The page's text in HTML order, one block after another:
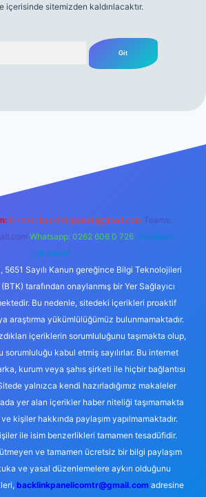
sitemizden kaldırılacaktır.
E-mail: backlinkpaneli@gmail.com Teams:
Whatsapp: 0262 606 0 726 Telegram:
@karabul
5651 Sayılı Kanun gereğince Bilgi Teknolojileri
tarafından onaylanmış bir Yer Sağlayıcı
Bu nedenle, sitedeki içerikleri proaktif
araştırma yükümlülüğümüz bulunmamaktadır.
içeriklerin sorumluluğunu taşımakta olup,
sorumluluğu kabul etmiş sayılırlar. Bu internet
kurum veya şahıs şirketi ile hiçbir bağlantısı
yalnızca kendi hazırladığımız makaleler
yer alan içerikler haber niteliği taşımamakta
kişiler hakkında paylaşım yapılmamaktadır.
ile isim benzerlikleri tamamen tesadüfidir.
ve tamamen ücretsiz bir bilgi paylaşım
ve yasal düzenlemelere aykırı olduğunu
backlinkpanelicomtr@gmail.comadresine